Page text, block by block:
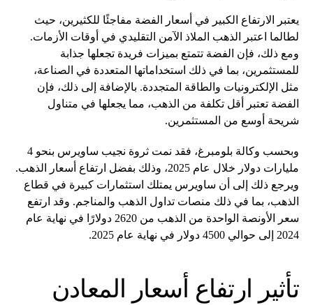
يعتبر الارتفاع الكبير في أسعار الفضة مفاجئًا للكثيرين، حيث
لطالما اعتبر الذهب الملاذ الآمن التقليدي في أوقات الأزمات.
ومع ذلك، فإن الفضة تتمتع بميزات فريدة تجعلها جذابة
للمستثمرين، بما في ذلك استخداماتها المتعددة في الصناعة،
مثل الإلكترونيات والطاقة المتجددة. بالإضافة إلى ذلك، فإن
الفضة تعتبر أقل تكلفة من الذهب، مما يجعلها في متناول
شريحة أوسع من المستثمرين.
وبحسب وكالة بلومبرغ، فقد نمت ثروة نجيب ساويرس بنحو 4
مليارات دولار خلال عام 2025، وذلك بفضل ارتفاع أسعار الذهب.
ويرجع ذلك إلى أن ساويرس يمتلك استثمارات كبيرة في قطاع
الذهب، بما في ذلك منصات تداول الذهب والمناجم. وقد ارتفع
سعر الأونصة الواحدة من الذهب من 2620 دولارًا في نهاية عام
2024 إلى حوالي 4500 دولار في نهاية عام 2025.
تأثير ارتفاع أسعار المعادن